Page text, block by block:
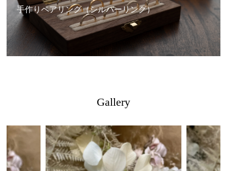
手作りペアリング（シルバーリング）
Gallery